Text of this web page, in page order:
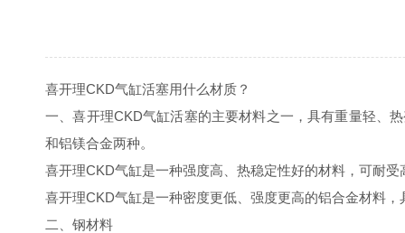
喜开理CKD气缸活塞用什么材质？
一、喜开理CKD气缸活塞的主要材料之一，具有重量轻、
和铝镁合金两种。
喜开理CKD气缸是一种强度高、热稳定性好的材料，可耐
喜开理CKD气缸是一种密度更低、强度更高的铝合金材料
二、钢材料